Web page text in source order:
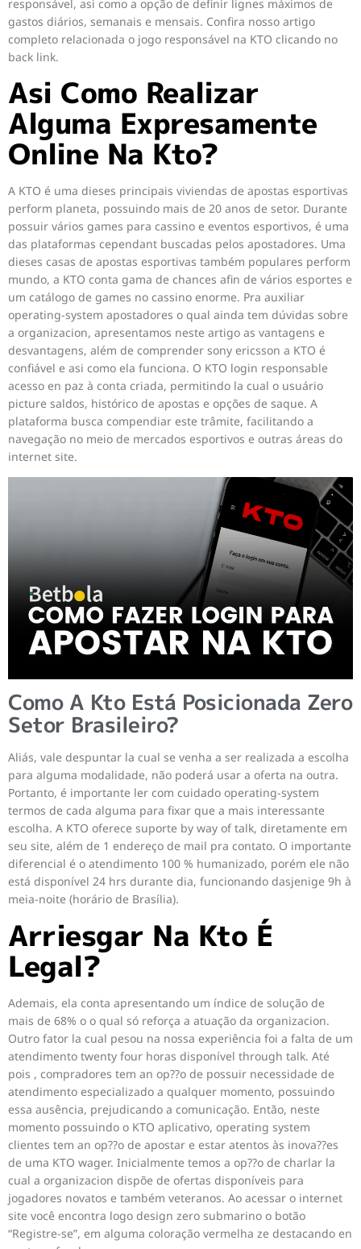
responsável, asi como a opção de definir lignes máximos de
gastos diários, semanais e mensais. Confira nosso artigo
completo relacionada o jogo responsável na KTO clicando no
back link.
Asi Como Realizar
Alguma Expresamente
Online Na Kto?
A KTO é uma dieses principais viviendas de apostas esportivas
perform planeta, possuindo mais de 20 anos de setor. Durante
possuir vários games para cassino e eventos esportivos, é uma
das plataformas cependant buscadas pelos apostadores. Uma
dieses casas de apostas esportivas também populares perform
mundo, a KTO conta gama de chances afin de vários esportes e
um catálogo de games no cassino enorme. Pra auxiliar
operating-system apostadores o qual ainda tem dúvidas sobre
a organizacion, apresentamos neste artigo as vantagens e
desvantagens, além de comprender sony ericsson a KTO é
confiável e asi como ela funciona. O KTO login responsable
acesso en paz à conta criada, permitindo la cual o usuário
picture saldos, histórico de apostas e opções de saque. A
plataforma busca compendiar este trâmite, facilitando a
navegação no meio de mercados esportivos e outras áreas do
internet site.
Como A Kto Está Posicionada Zero
Setor Brasileiro?
Aliás, vale despuntar la cual se venha a ser realizada a escolha
para alguma modalidade, não poderá usar a oferta na outra.
Portanto, é importante ler com cuidado operating-system
termos de cada alguma para fixar que a mais interessante
escolha. A KTO oferece suporte by way of talk, diretamente em
seu site, além de 1 endereço de mail pra contato. O importante
diferencial é o atendimento 100 % humanizado, porém ele não
está disponível 24 hrs durante dia, funcionando dasjenige 9h à
meia-noite (horário de Brasília).
Arriesgar Na Kto É
Legal?
Ademais, ela conta apresentando um índice de solução de
mais de 68% o o qual só reforça a atuação da organizacion.
Outro fator la cual pesou na nossa experiência foi a falta de um
atendimento twenty four horas disponível through talk. Até
pois , compradores tem an op??o de possuir necessidade de
atendimento especializado a qualquer momento, possuindo
essa ausência, prejudicando a comunicação. Então, neste
momento possuindo o KTO aplicativo, operating system
clientes tem an op??o de apostar e estar atentos às inova??es
de uma KTO wager. Inicialmente temos a op??o de charlar la
cual a organizacion dispõe de ofertas disponíveis para
jogadores novatos e também veteranos. Ao acessar o internet
site você encontra logo design zero submarino o botão
“Registre-se”, em alguma coloração vermelha ze destacando en